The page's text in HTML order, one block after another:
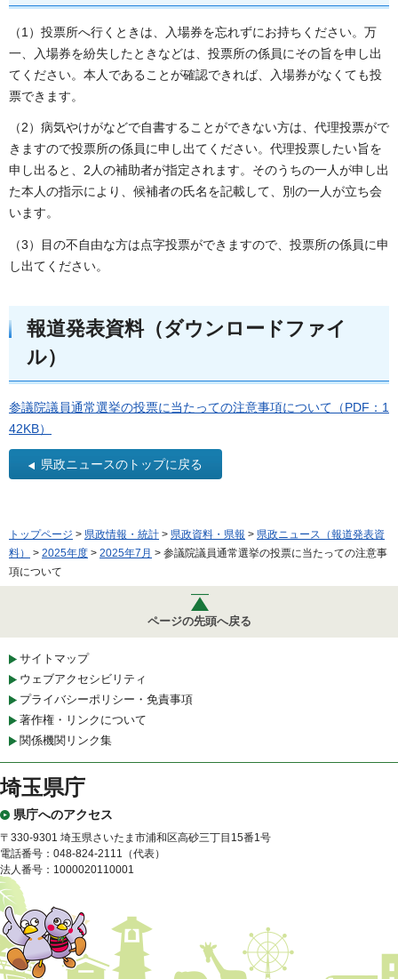
（1）投票所へ行くときは、入場券を忘れずにお持ちください。万
一、入場券を紛失したときなどは、投票所の係員にその旨を申し出
てください。本人であることが確認できれば、入場券がなくても投
票できます。
（2）病気やけがなどで自書することができない方は、代理投票がで
きますので投票所の係員に申し出てください。代理投票したい旨を
申し出ると、2人の補助者が指定されます。そのうちの一人が申し出
た本人の指示により、候補者の氏名を記載して、別の一人が立ち会
います。
（3）目の不自由な方は点字投票ができますので、投票所の係員に申
し出てください。
報道発表資料（ダウンロードファイ
ル）
参議院議員通常選挙の投票に当たっての注意事項について（PDF：1
42KB）
県政ニュースのトップに戻る
トップページ > 県政情報・統計 > 県政資料・県報 > 県政ニュース（報道発表資
料）
> 2025年度 > 2025年7月 > 参議院議員通常選挙の投票に当たっての注意事
項について
ページの先頭へ戻る
サイトマップ
ウェブアクセシビリティ
プライバシーポリシー・免責事項
著作権・リンクについて
関係機関リンク集
埼玉県庁
県庁へのアクセス
〒330-9301 埼玉県さいたま市浦和区高砂三丁目15番1号
電話番号：048-824-2111（代表）
法人番号：1000020110001